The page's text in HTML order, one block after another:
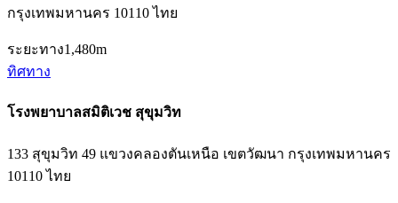
กรุงเทพมหานคร 10110 ไทย
ระยะทาง1,480m
ทิศทาง
โรงพยาบาลสมิติเวช สุขุมวิท
133 สุขุมวิท 49 แขวงคลองตันเหนือ เขตวัฒนา กรุงเทพมหานคร
10110 ไทย